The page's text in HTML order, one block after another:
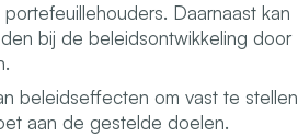
Daarnaast kan
bij de beleidsontwikkeling door
beleidseffecten om vast te stellen
aan de gestelde doelen.